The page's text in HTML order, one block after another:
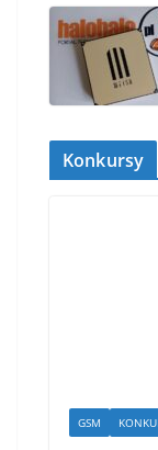
Konkursy
GSM